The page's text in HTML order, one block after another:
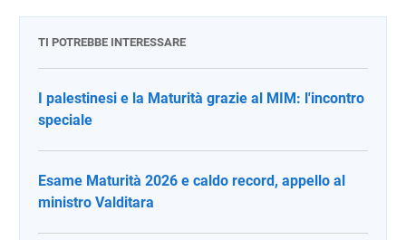
TI POTREBBE INTERESSARE
I palestinesi e la Maturità grazie al MIM: l'incontro
speciale
Esame Maturità 2026 e caldo record, appello al
ministro Valditara